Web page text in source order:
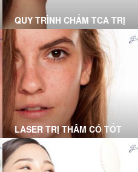
QUY TRÌNH CHẤM TCA TRỊ
SẸO RỖ CHUẨN Y KHOA
TẠI GRACE SKINCARE
CLINIC
LASER TRỊ THÂM CÓ TỐT
KHÔNG? DƯỚI ĐÂY LÀ
LỜI GIẢI ĐÁP DÀNH CHO
BẠN